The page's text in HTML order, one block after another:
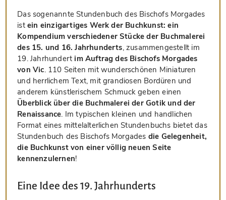
Das sogenannte Stundenbuch des Bischofs Morgades
istein einzigartiges Werk der Buchkunst: ein
Kompendium verschiedener Stücke der Buchmalerei
des 15. und 16. Jahrhunderts, zusammengestellt im
19. Jahrhundertim Auftrag des Bischofs Morgades
von Vic. 110 Seiten mit wunderschönen Miniaturen
und herrlichem Text, mit grandiosen Bordüren und
anderem künstlerischem Schmuck geben einen
Überblick über die Buchmalerei der Gotik und der
Renaissance. Im typischen kleinen und handlichen
Format eines mittelalterlichen Stundenbuchs bietet das
Stundenbuch des Bischofs Morgades die Gelegenheit,
die Buchkunst von einer völlig neuen Seite
kennenzulernen!
Eine Idee des 19. Jahrhunderts